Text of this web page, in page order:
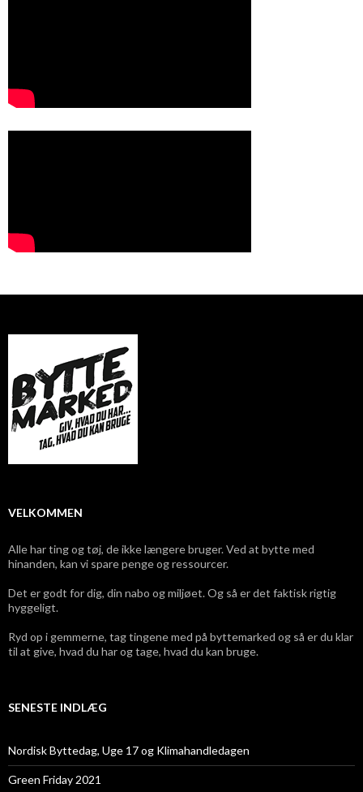
VELKOMMEN
Alle har ting og tøj, de ikke længere bruger. Ved at bytte med
hinanden, kan vi spare penge og ressourcer.
Det er godt for dig, din nabo og miljøet. Og så er det faktisk rigtig
hyggeligt.
Ryd op i gemmerne, tag tingene med på byttemarked og så er du klar
til at give, hvad du har og tage, hvad du kan bruge.
SENESTE INDLÆG
Nordisk Byttedag, Uge 17 og Klimahandledagen
Green Friday 2021